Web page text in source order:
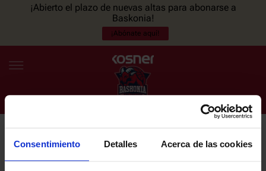
Consentimiento Detalles Acerca de las cookies
¡Abierto el plazo de nuevas altas para abonarse a
Baskonia!
¡Abónate aquí!
ES EU
NEWSLETTER